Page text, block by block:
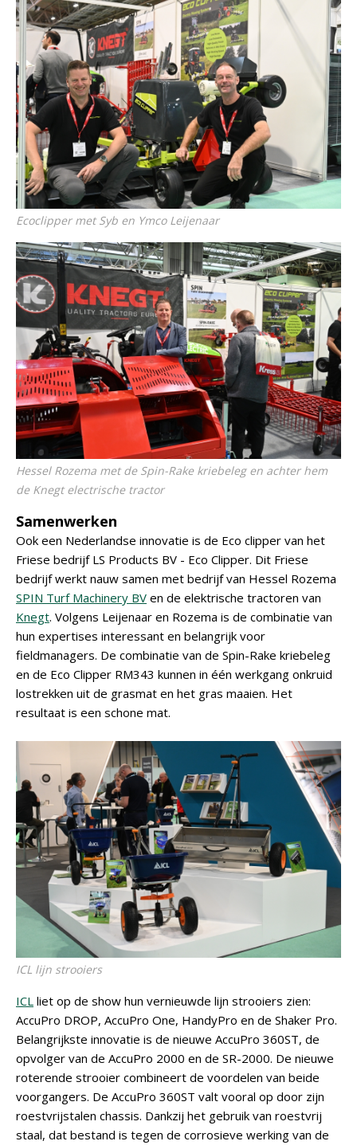
Ecoclipper met Syb en Ymco Leijenaar
Hessel Rozema met de Spin-Rake kriebeleg en achter hem
de Knegt electrische tractor
Samenwerken
Ook een Nederlandse innovatie is de Eco clipper van het
Friese bedrijf LS Products BV - Eco Clipper. Dit Friese
bedrijf werkt nauw samen met bedrijf van Hessel Rozema
SPIN Turf Machinery BV en de elektrische tractoren van
Knegt. Volgens Leijenaar en Rozema is de combinatie van
hun expertises interessant en belangrijk voor
fieldmanagers. De combinatie van de Spin-Rake kriebeleg
en de Eco Clipper RM343 kunnen in één werkgang onkruid
lostrekken uit de grasmat en het gras maaien. Het
resultaat is een schone mat.
ICL lijn strooiers
ICL liet op de show hun vernieuwde lijn strooiers zien:
AccuPro DROP, AccuPro One, HandyPro en de Shaker Pro.
Belangrijkste innovatie is de nieuwe AccuPro 360ST, de
opvolger van de AccuPro 2000 en de SR-2000. De nieuwe
roterende strooier combineert de voordelen van beide
voorgangers. De AccuPro 360ST valt vooral op door zijn
roestvrijstalen chassis. Dankzij het gebruik van roestvrij
staal, dat bestand is tegen de corrosieve werking van de